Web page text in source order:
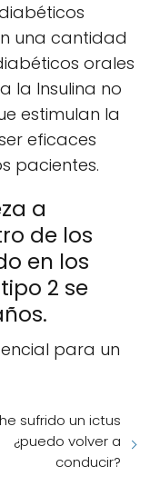
una cantidad
orales
la Insulina no
estimulan la
eficaces
pacientes.
a
de los
en los
2 se
para un
sufrido un ictus
¿puedo volver a
conducir?